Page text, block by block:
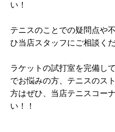
い！
テニスのことでの疑問点や
ひ当店スタッフにご相談くだ
ラケットの試打室を完備し
でお悩みの方、テニスのス
方はぜひ、当店テニスコー
い！！